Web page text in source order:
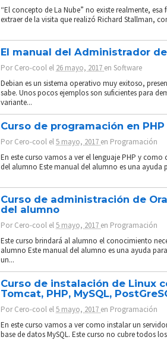
“El concepto de La Nube” no existe realmente,
extraer de la visita que realizó Richard Stallman,
El manual del Administrador
PorCero-cool el 26 mayo, 2017 en Software
Debian es un sistema operativo muy exitoso,
sabe. Unos pocos ejemplos son suficientes para
variante...
Curso de programación en
PorCero-cool el5 mayo, 2017 en Programación
En este curso vamos a ver el lenguaje PHP y como
del alumno Este manual del alumno es una ayuda
Curso de administración de
del alumno
PorCero-cool el5 mayo, 2017 en Programación
Este curso brindará al alumno el conocimiento
alumno Este manual del alumno es una ayuda
un...
Curso de instalación de Linux
Tomcat, PHP, MySQL,
PorCero-cool el5 mayo, 2017 en Programación
En este curso vamos a ver como instalar un
base de datos MySQL. Este curso no cubre todos